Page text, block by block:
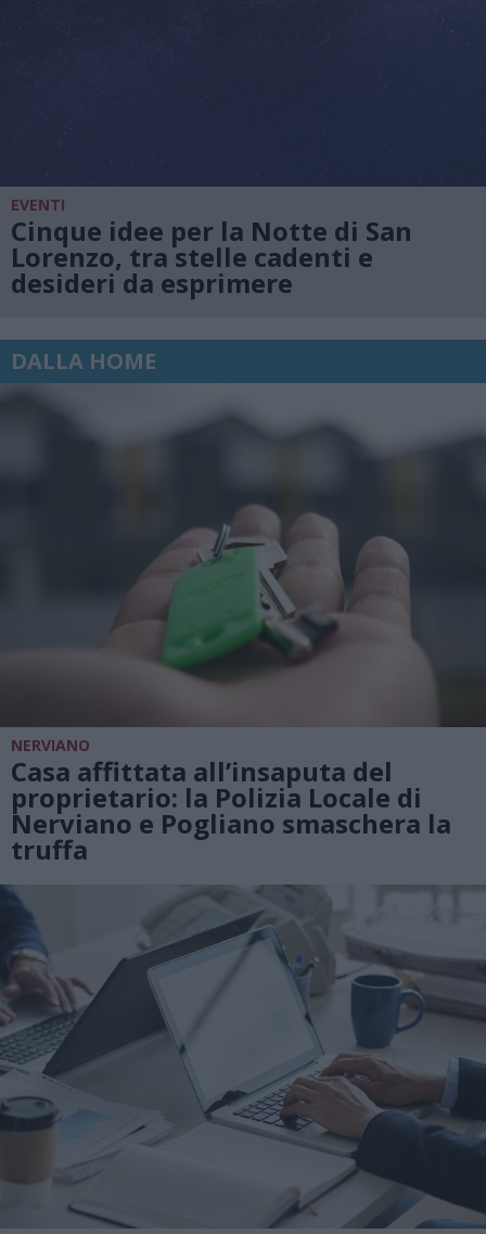
EVENTI
Cinque idee per la Notte di San
Lorenzo, tra stelle cadenti e
desideri da esprimere
DALLA HOME
NERVIANO
Casa affittata all’insaputa del
proprietario: la Polizia Locale di
Nerviano e Pogliano smaschera la
truffa